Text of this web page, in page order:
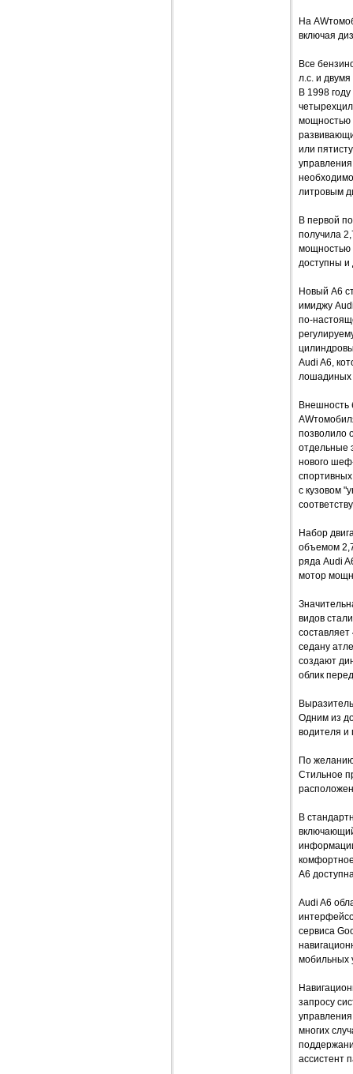
На
включая
Все
л.с. и
В 1998
мощностью
или
литровым
В первой
получила
мощностью
доступны и
Новый A6
имиджу
по-
Audi A6,
лошадиных
Внешность
позволило
отдельные
нового
с кузовом
Набор
объемом
ряда Audi
мотор
видов
седану
создают
облик
Одним из
водителя и
По
Стильное
В
A6
Audi A6
сервиса
мобильных
запросу
многих
ассистент